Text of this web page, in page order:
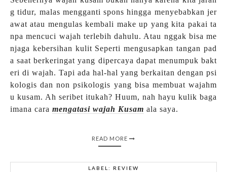
g tidur, malas mengganti spons hingga menyebabkan jer
awat atau mengulas kembali make up yang kita pakai ta
npa mencuci wajah terlebih dahulu. Atau nggak bisa me
njaga kebersihan kulit Seperti mengusapkan tangan pad
a saat berkeringat yang dipercaya dapat menumpuk bakt
eri di wajah. Tapi ada hal-hal yang berkaitan dengan psi
kologis dan non psikologis yang bisa membuat wajahm
u kusam. Ah seribet itukah? Huum, nah hayu kulik baga
imana cara mengatasi wajah Kusam ala saya.
READ MORE
LABEL: REVIEW